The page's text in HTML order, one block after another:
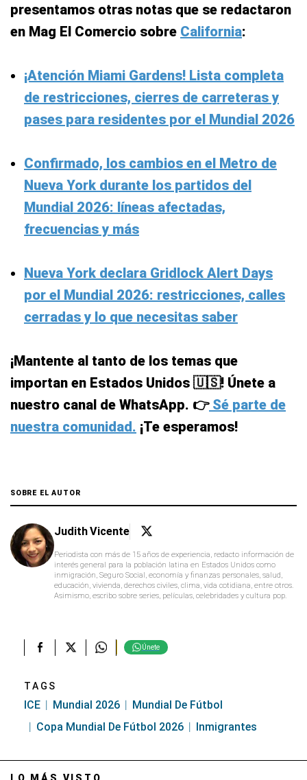
presentamos otras notas que se redactaron
en Mag El Comercio sobre California:
¡Atención Miami Gardens! Lista completa
de restricciones, cierres de carreteras y
pases para residentes por el Mundial 2026
Confirmado, los cambios en el Metro de
Nueva York durante los partidos del
Mundial 2026: líneas afectadas,
frecuencias y más
Nueva York declara Gridlock Alert Days
por el Mundial 2026: restricciones, calles
cerradas y lo que necesitas saber
¡Mantente al tanto de los temas que
importan en Estados Unidos 🇺🇸! Únete a
nuestro canal de WhatsApp. 👉Sé parte de
nuestra comunidad. ¡Te esperamos!
SOBRE EL AUTOR
Judith Vicente
Periodista con más de 15 años de experiencia, redacto información de
interés general para la población latina en Estados Unidos como
inmigración, Seguro Social, economía y finanzas personales, salud,
educación, vivienda, derechos civiles, clima, vida cotidiana, entre otros.
Asimismo, escribo sobre series, películas, celebridades y cultura pop.
Únete
TAGS
ICE Mundial 2026
Mundial De Fútbol
Copa Mundial De Fútbol 2026
Inmigrantes
LO MÁS VISTO